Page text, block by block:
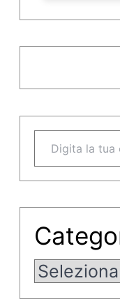
Digita la tua e-mail...
Categorie